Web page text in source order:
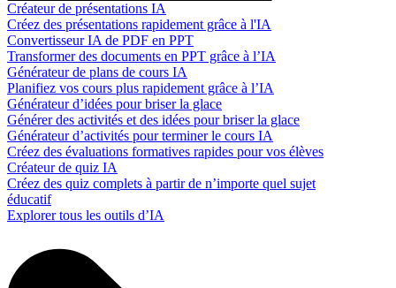
Créateur de présentations IA
Créez des présentations rapidement grâce à l'IA
Convertisseur IA de PDF en PPT
Transformer des documents en PPT grâce à l’IA
Générateur de plans de cours IA
Planifiez vos cours plus rapidement grâce à l’IA
Générateur d’idées pour briser la glace
Générer des activités et des idées pour briser la glace
Générateur d’activités pour terminer le cours IA
Créez des évaluations formatives rapides pour vos élèves
Créateur de quiz IA
Créez des quiz complets à partir de n’importe quel sujet
éducatif
Explorer tous les outils d’IA